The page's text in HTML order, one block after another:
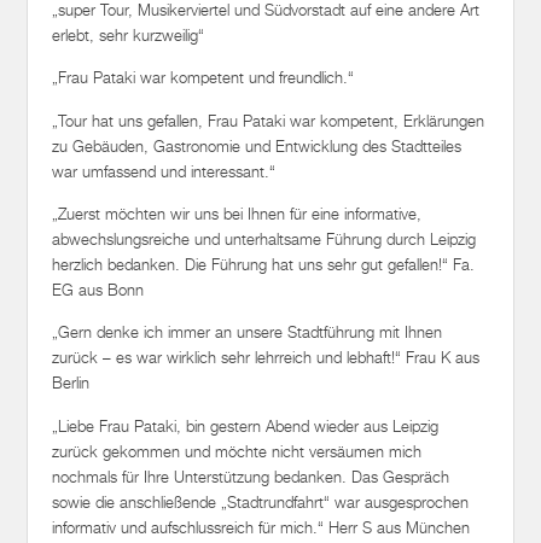
„super Tour, Musikerviertel und Südvorstadt auf eine andere Art
erlebt, sehr kurzweilig“
„Frau Pataki war kompetent und freundlich.“
„Tour hat uns gefallen, Frau Pataki war kompetent, Erklärungen
zu Gebäuden, Gastronomie und Entwicklung des Stadtteiles
war umfassend und interessant.“
„Zuerst möchten wir uns bei Ihnen für eine informative,
abwechslungsreiche und unterhaltsame Führung durch Leipzig
herzlich bedanken. Die Führung hat uns sehr gut gefallen!“ Fa.
EG aus Bonn
„Gern denke ich immer an unsere Stadtführung mit Ihnen
zurück – es war wirklich sehr lehrreich und lebhaft!“ Frau K aus
Berlin
„Liebe Frau Pataki, bin gestern Abend wieder aus Leipzig
zurück gekommen und möchte nicht versäumen mich
nochmals für Ihre Unterstützung bedanken. Das Gespräch
sowie die anschließende „Stadtrundfahrt“ war ausgesprochen
informativ und aufschlussreich für mich.“ Herr S aus München